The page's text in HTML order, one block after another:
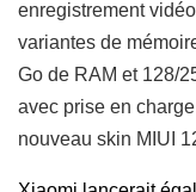
enregistrement
variantes de
Go de RAM et 128/
avec prise en
nouveau skin MIUI